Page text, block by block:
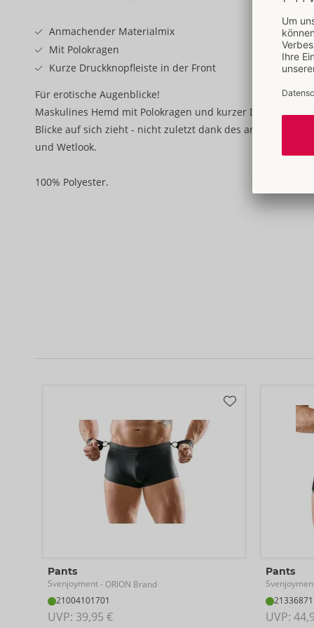
Anmachender Materialmix
Mit Polokragen
Kurze Druckknopfleiste in der Front
Für erotische Augenblicke!
Maskulines Hemd mit Polokragen und kurzer
Blicke auf sich zieht - nicht zuletzt dank des anmachenden
und Wetlook.
100% Polyester.
Pants
Svenjoyment- ORION Brand
21004101701
UVP: 39,95 €
Pants
UVP: